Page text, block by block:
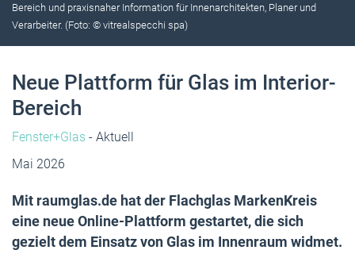
Bereich und praxisnaher Information für Innenarchitekten, Planer und
Verarbeiter. (Foto: © vitrealspecchi spa)
Neue Plattform für Glas im Interior-
Bereich
Fenster+Glas - Aktuell
Mai 2026
Mit raumglas.de hat der Flachglas MarkenKreis
eine neue Online-Plattform gestartet, die sich
gezielt dem Einsatz von Glas im Innenraum widmet.